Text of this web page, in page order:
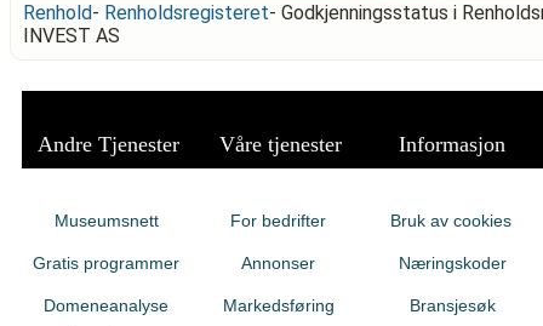
Renhold- Renholdsregisteret- Godkjenningsstatus i
INVEST AS
Andre Tjenester Våre tjenester Informasjon
Museumsnett
Gratis programmer
Domeneanalyse
For bedrifter
Annonser
Markedsføring
Bruk av cookies
Næringskoder
Bransjesøk